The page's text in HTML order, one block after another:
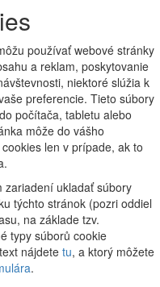
používať webové stránky
a reklam, poskytovanie
niektoré slúžia k
preferencie. Tieto súbory
počítača, tabletu alebo
môže do vášho
len v prípade, ak to
zariadení ukladať súbory
týchto stránok (pozri oddiel
na základe tzv.
typy súborů cookie
nájdete tu, a ktorý môžete
.